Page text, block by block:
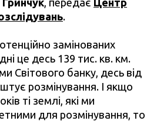
.
замінованих
це десь 139 тис. кв. км.
Світового банку, десь від
розмінування. І якщо
ті землі, які ми
для розмінування, то